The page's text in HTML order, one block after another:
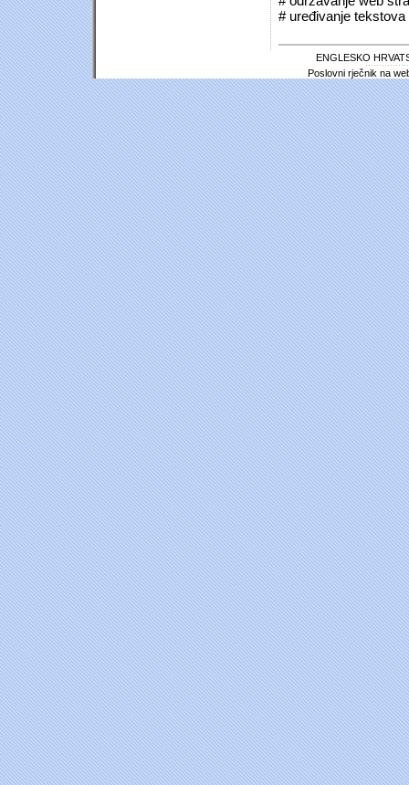
# uređivanje
ENGLESKO
Poslovni rječnik na